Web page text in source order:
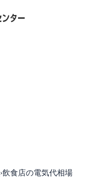
›飲食店の電気代相場